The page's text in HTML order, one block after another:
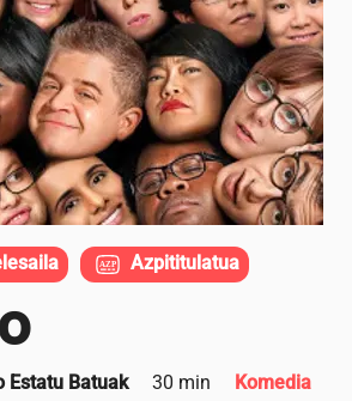
Estatu Batuak 30 min
Komedia
Azpititulatua